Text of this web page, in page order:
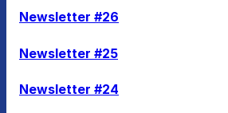
Newsletter #26
Newsletter #25
Newsletter #24